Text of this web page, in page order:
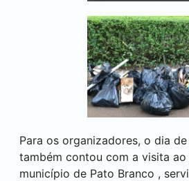
Para os organizadores, o dia
também contou com a visita
município de Pato Branco ,